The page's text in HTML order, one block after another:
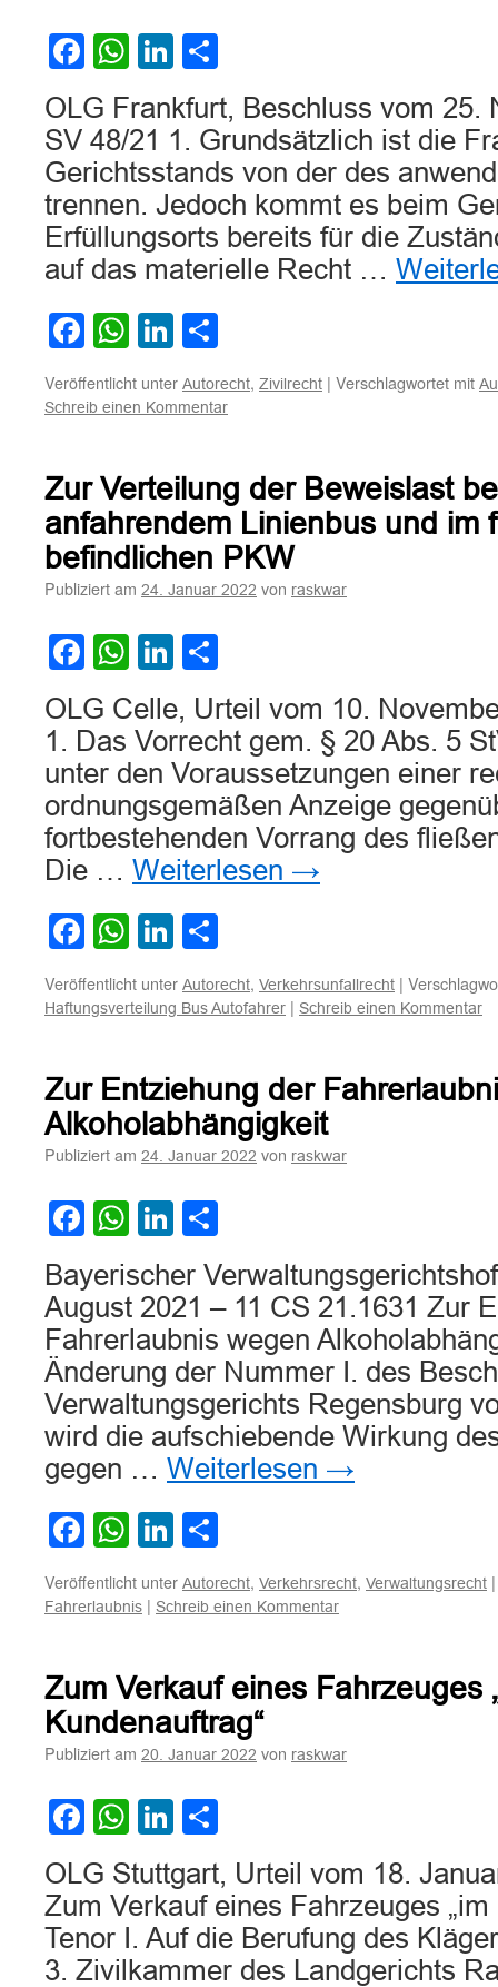
Facebook
WhatsApp
LinkedIn
OLG Frankfurt, Beschluss vom 25.
SV 48/21 1. Grundsätzlich ist die
Gerichtsstands von der des
trennen. Jedoch kommt es beim
Erfüllungsorts bereits für die
auf das materielle Recht …
Facebook
WhatsApp
LinkedIn
Veröffentlicht unter Autorecht, Zivilrecht | Verschlagwortet mit
Schreib einen Kommentar
Zur Verteilung der Beweislast
anfahrendem Linienbus und im
befindlichen PKW
Publiziert am 24. Januar 2022 von raskwar
Facebook
WhatsApp
LinkedIn
OLG Celle, Urteil vom 10.
1. Das Vorrecht gem. § 20 Abs. 5
unter den Voraussetzungen einer
ordnungsgemäßen Anzeige
fortbestehenden Vorrang des
Die … Weiterlesen →
Facebook
WhatsApp
LinkedIn
Veröffentlicht unter Autorecht, Verkehrsunfallrecht |
Haftungsverteilung Bus Autofahrer | Schreib einen Kommentar
Zur Entziehung der
Alkoholabhängigkeit
Publiziert am 24. Januar 2022 von raskwar
Facebook
WhatsApp
LinkedIn
Bayerischer
August 2021 – 11 CS 21.1631 Zur
Fahrerlaubnis wegen
Änderung der Nummer I. des
Verwaltungsgerichts Regensburg
wird die aufschiebende Wirkung
gegen … Weiterlesen →
Facebook
WhatsApp
LinkedIn
Veröffentlicht unter Autorecht, Verkehrsrecht, Verwaltungsrecht |
Fahrerlaubnis | Schreib einen Kommentar
Zum Verkauf eines Fahrzeuges
Kundenauftrag“
Publiziert am 20. Januar 2022 von raskwar
Facebook
WhatsApp
LinkedIn
OLG Stuttgart, Urteil vom 18.
Zum Verkauf eines Fahrzeuges „im
Tenor I. Auf die Berufung des
3. Zivilkammer des Landgerichts